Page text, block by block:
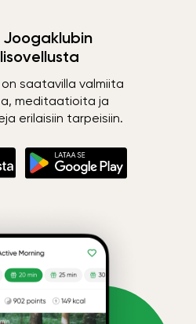
Joogaklubin
saatavilla valmiita
meditaatioita ja
erilaisiin tarpeisiin.